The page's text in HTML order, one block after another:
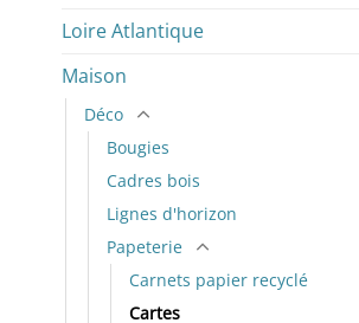
Loire Atlantique
Maison
Déco
Bougies
Cadres bois
Lignes d'horizon
Papeterie
Carnets papier recyclé
Cartes